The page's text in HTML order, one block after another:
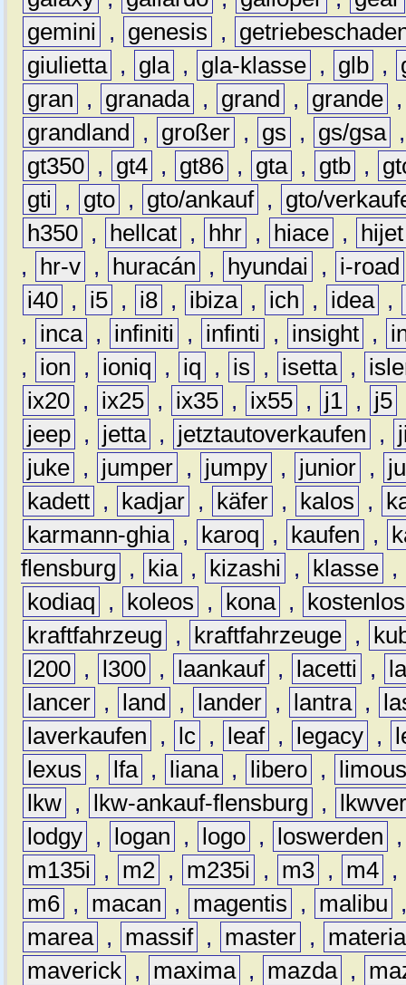
gemini
, genesis ,
giulietta , gla , gla-klasse , glb ,
gran
, granada , grand , grande
grandland
, großer , gs , gs/gsa
gt350 , gt4 , gt86 , gta , gtb ,
gti
, gto , gto/ankauf ,
gto/
h350 , hellcat , hhr , hiace ,
hijet
,
hr-v , huracán , hyundai ,
i-road
i40 , i5 , i8 , ibiza , ich , idea ,
,
inca , infiniti , infinti , insight ,
,
ion , ioniq , iq , is , isetta ,
ix20 , ix25 , ix35 , ix55 , j1 , j5
jeep , jetta , jetztautoverkaufen ,
juke , jumper , jumpy , junior ,
kadett , kadjar , käfer , kalos ,
karmann-ghia , karoq , kaufen ,
flensburg
, kia , kizashi , klasse ,
kodiaq
, koleos , kona ,
kostenlos
kraftfahrzeug
, kraftfahrzeuge ,
l200 , l300 , laankauf , lacetti ,
lancer , land , lander , lantra ,
laverkaufen
, lc , leaf , legacy ,
lexus
, lfa , liana , libero ,
lkw , lkw-ankauf-flensburg ,
lodgy , logan , logo , loswerden
m135i
, m2 , m235i , m3 , m4 ,
m6 , macan , magentis , malibu
marea , massif , master ,
materia
maverick , maxima , mazda ,